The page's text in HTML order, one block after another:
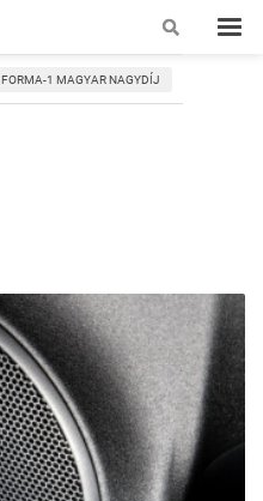
FORMA-1 MAGYAR NAGYDÍJ